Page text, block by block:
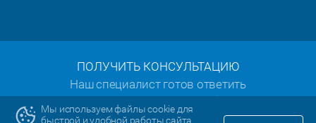
ПОЛУЧИТЬ КОНСУЛЬТАЦИЮ
Наш специалист готов ответить
на все ваши вопросы:
Мы используем файлы cookie для
быстрой и удобной работы сайта.